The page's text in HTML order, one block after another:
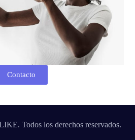
Contacto
Todos los derechos reservados.